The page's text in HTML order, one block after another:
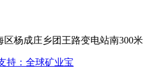
杨成庄乡团王路变电站南300米
持：全球矿业宝